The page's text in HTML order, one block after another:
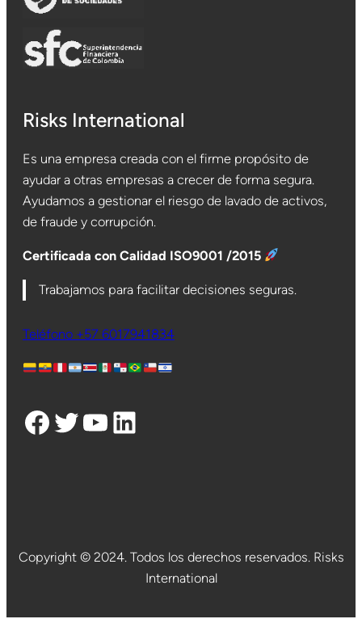
Risks International
Es una empresa creada con el firme propósito de
ayudar a otras empresas a crecer de forma segura.
Ayudamos a gestionar el riesgo de lavado de activos,
de fraude y corrupción.
Certificada con Calidad ISO9001 /2015
Trabajamos para facilitar decisiones seguras.
Teléfono +57 6017941834
Facebook Twitter YouTube LinkedIn
Copyright © 2024. Todos los derechos reservados. Risks
International